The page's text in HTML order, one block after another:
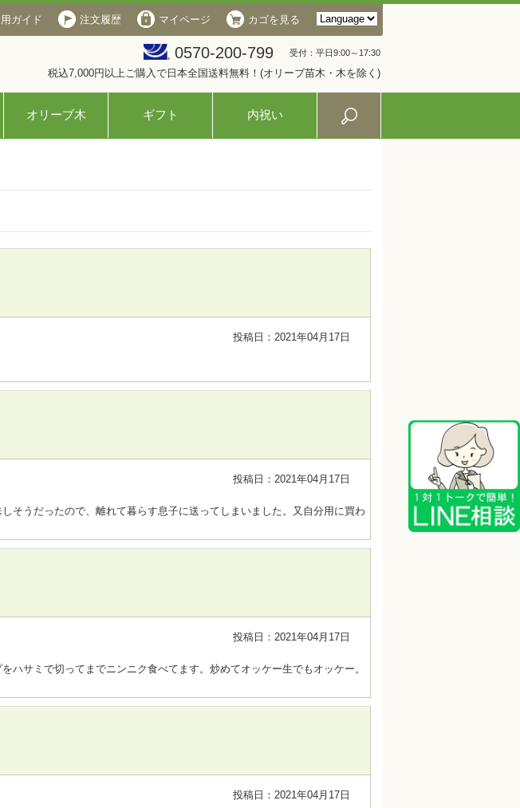
ガイド 注文履歴 マイページ カゴを見る
0570-200-799 受付：平日9:00～17:30
税込7,000円以上ご購入で日本全国送料無料！(オリーブ苗木・木を除く)
オリーブ木 ギフト 内祝い
投稿日：2021年04月17日
投稿日：2021年04月17日
そうだったので、離れて暮らす息子に送ってしまいました。又自分用に買わ
投稿日：2021年04月17日
サミで切ってまでニンニク食べてます。炒めてオッケー生でもオッケー。
投稿日：2021年04月17日